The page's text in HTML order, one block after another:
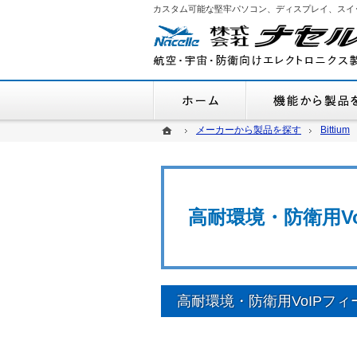
ホームメーカーから製品を探す Bittium
高耐環境・防衛用
カスタム可能な堅牢パソコン、ディスプレイ、スイ
高耐環境・防衛用VoIPフィ
ホームメーカーから製品を探す Bittium